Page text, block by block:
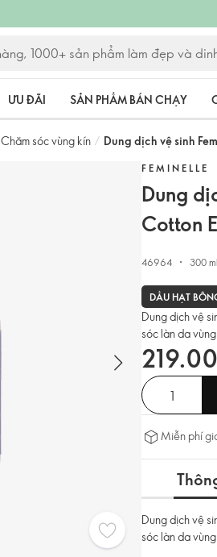
ƯU ĐÃI SẢN PHẨM BÁN CHẠY
Chăm sóc vùng kín / Dung dịch vệ sinh
46964 300 ml.
FEMINELLE
Dung
Cotton
DẦU HẠT
Dung dịch vệ
sóc làn da
Miễn phí
Dung dịch vệ
sóc làn da